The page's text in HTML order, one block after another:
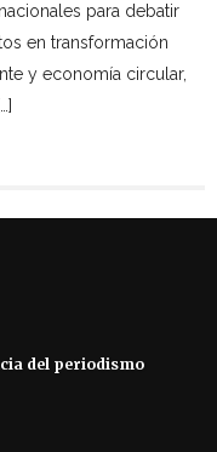
para debatir
en transformación
y economía circular,
del periodismo